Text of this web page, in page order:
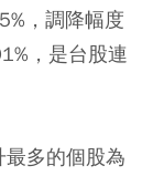
，調降幅度
，是台股連
多的個股為